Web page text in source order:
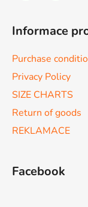
Informace
Purchase
Privacy Policy
SIZE CHARTS
Return of goods
REKLAMACE
Facebook